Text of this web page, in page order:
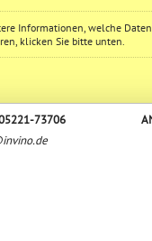
Informationen, welche
klicken Sie bitte unten.
73706